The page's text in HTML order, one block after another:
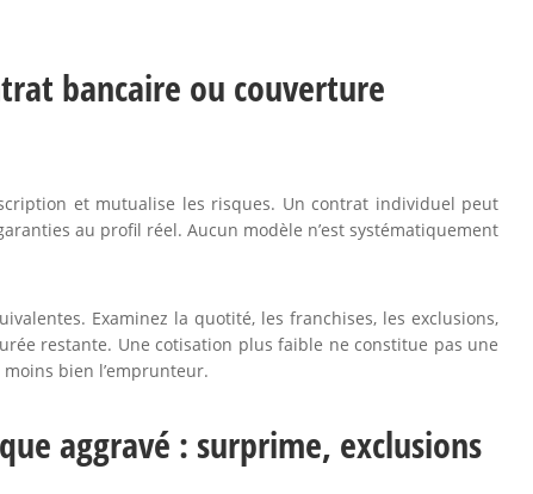
bancaire ou couverture
et mutualise les risques. Un contrat individuel peut
au profil réel. Aucun modèle n’est systématiquement
Examinez la quotité, les franchises, les exclusions,
restante. Une cotisation plus faible ne constitue pas une
bien l’emprunteur.
aggravé : surprime, exclusions